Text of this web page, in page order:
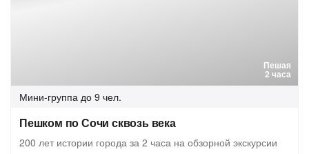
Пешая
2 часа
Мини-группа до 9 чел.
Пешком по Сочи сквозь века
200 лет истории города за 2 часа на обзорной экскурсии